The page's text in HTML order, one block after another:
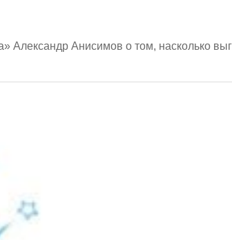
Александр Анисимов о том, насколько